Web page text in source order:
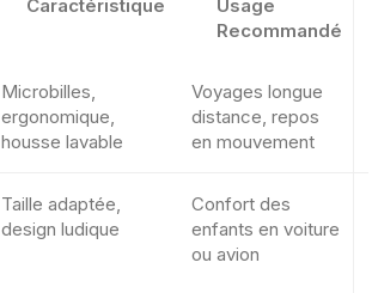
Caractéristique
Usage
Recommandé
Microbilles,
ergonomique,
housse lavable
Voyages longue
distance, repos
en mouvement
Taille adaptée,
design ludique
Confort des
enfants en voiture
ou avion